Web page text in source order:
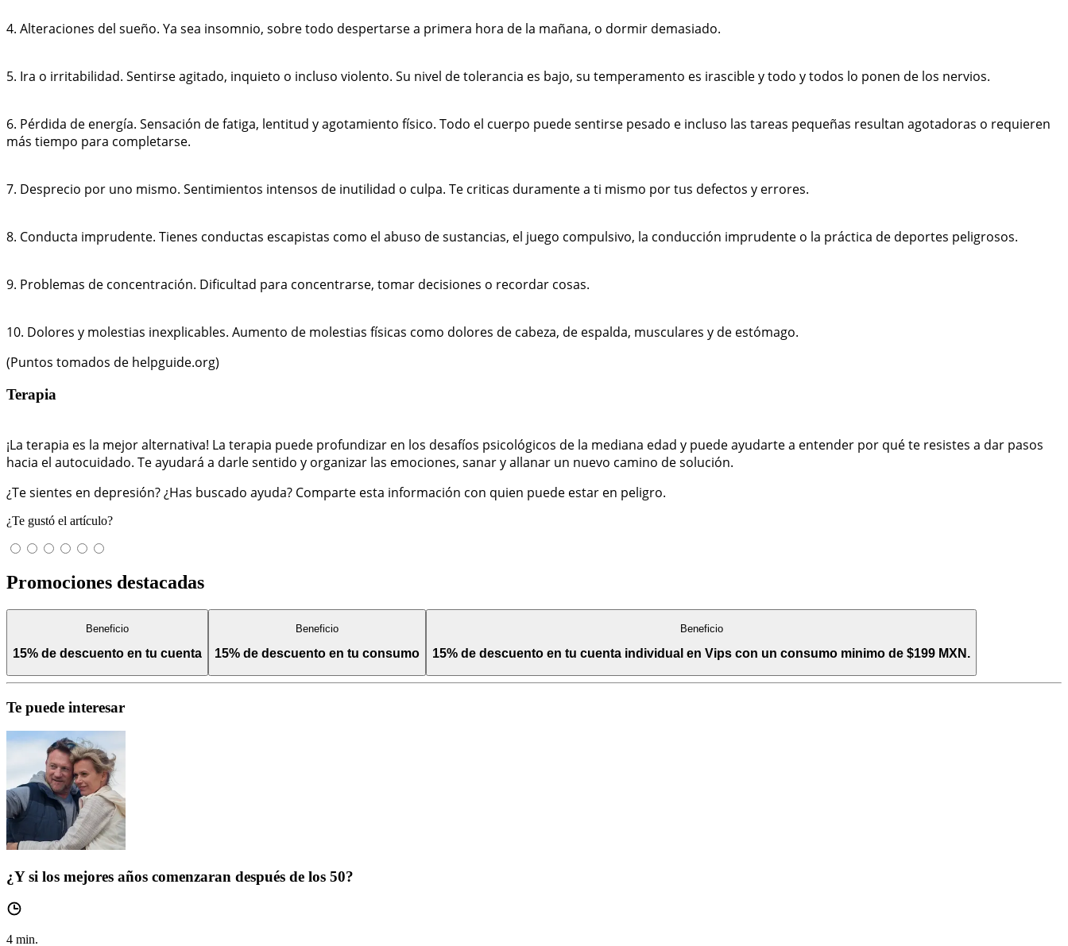
4. Alteraciones del sueño. Ya sea insomnio, sobre todo despertarse a primera hora de la mañana, o dormir demasiado.
5. Ira o irritabilidad. Sentirse agitado, inquieto o incluso violento. Su nivel de tolerancia es bajo, su temperamento es irascible y todo y todos lo ponen de los nervios.
6. Pérdida de energía. Sensación de fatiga, lentitud y agotamiento físico. Todo el cuerpo puede sentirse pesado e incluso las tareas pequeñas resultan agotadoras o requieren
más tiempo para completarse.
7. Desprecio por uno mismo. Sentimientos intensos de inutilidad o culpa. Te criticas duramente a ti mismo por tus defectos y errores.
8. Conducta imprudente. Tienes conductas escapistas como el abuso de sustancias, el juego compulsivo, la conducción imprudente o la práctica de deportes peligrosos.
9. Problemas de concentración. Dificultad para concentrarse, tomar decisiones o recordar cosas.
10. Dolores y molestias inexplicables. Aumento de molestias físicas como dolores de cabeza, de espalda, musculares y de estómago.
(Puntos tomados de helpguide.org)
Terapia
¡La terapia es la mejor alternativa! La terapia puede profundizar en los desafíos psicológicos de la mediana edad y puede ayudarte a entender por qué te resistes a dar pasos
hacia el autocuidado. Te ayudará a darle sentido y organizar las emociones, sanar y allanar un nuevo camino de solución.
¿Te sientes en depresión? ¿Has buscado ayuda? Comparte esta información con quien puede estar en peligro.
¿Te gustó el artículo?
Promociones destacadas
Beneficio
15% de descuento en tu cuenta
Beneficio
15% de descuento en tu consumo
Beneficio
15% de descuento en tu cuenta individual en Vips con un consumo minimo de $199 MXN.
Te puede interesar
¿Y si los mejores años comenzaran después de los 50?
4 min.